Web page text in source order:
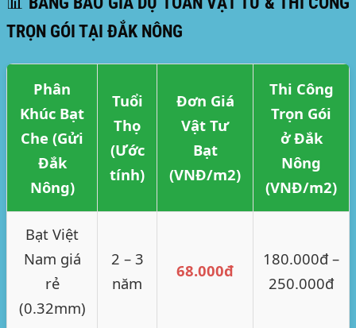
TRỌN GÓI TẠI ĐẮK NÔNG
Phân
Khúc Bạt
Che (Gửi
Đắk
Nông)
Tuổi
Thọ
(Ước
tính)
Đơn Giá
Vật Tư
Bạt
(VNĐ/m2)
Thi Công
Trọn Gói
ở Đắk
Nông
(VNĐ/m2)
Bạt Việt
Nam giá
rẻ
(0.32mm)
2 – 3
năm
68.000đ
180.000đ –
250.000đ